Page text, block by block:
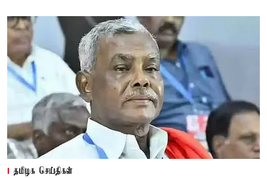
தமிழக செய்திகள்